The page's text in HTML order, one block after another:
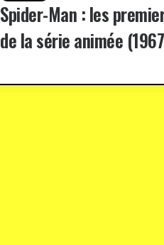
Spider-Man : les
de la série animée